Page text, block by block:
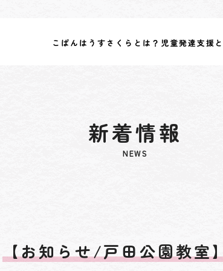
こぱんはうすさくらとは？ 児童発達支援
新着情報
NEWS
【お知らせ/戸田公園教室